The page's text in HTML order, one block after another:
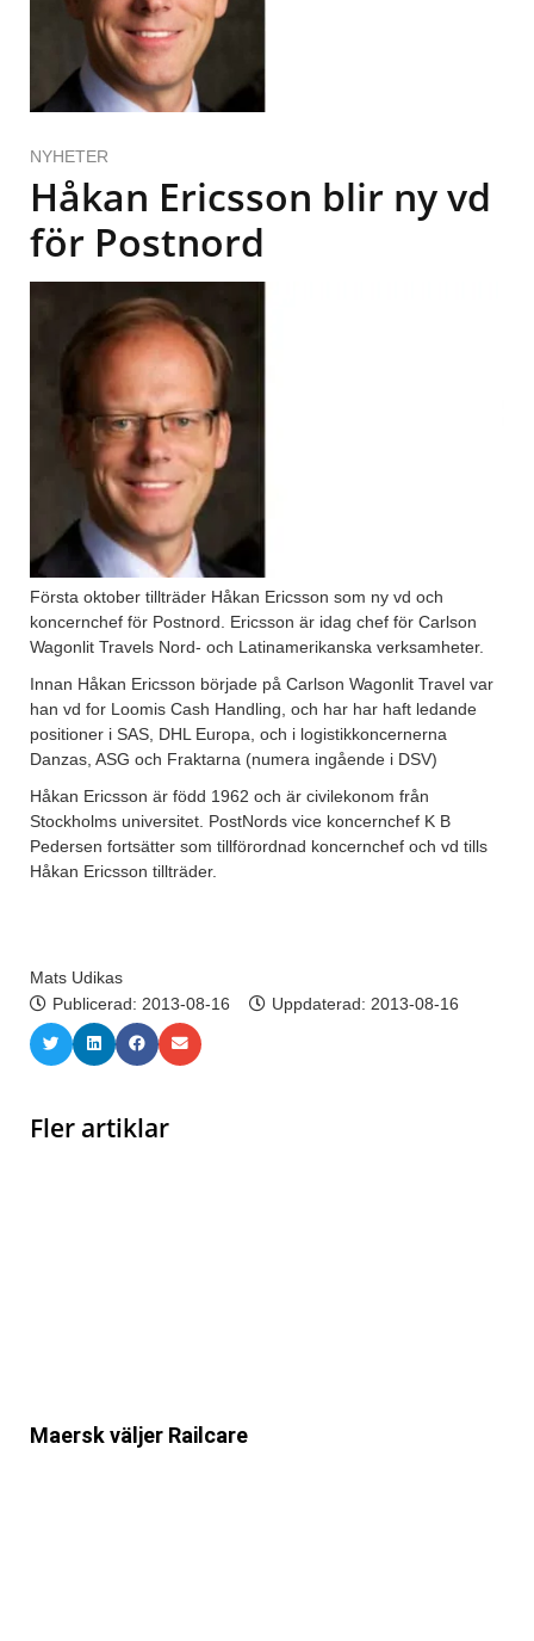
NYHETER
Håkan Ericsson blir ny vd
för Postnord
Första oktober tillträder Håkan Ericsson som ny vd och
koncernchef för Postnord. Ericsson är idag chef för Carlson
Wagonlit Travels Nord- och Latinamerikanska verksamheter.
Innan Håkan Ericsson började på Carlson Wagonlit Travel var
han vd for Loomis Cash Handling, och har har haft ledande
positioner i SAS, DHL Europa, och i logistikkoncernerna
Danzas, ASG och Fraktarna (numera ingående i DSV)
Håkan Ericsson är född 1962 och är civilekonom från
Stockholms universitet. PostNords vice koncernchef K B
Pedersen fortsätter som tillförordnad koncernchef och vd tills
Håkan Ericsson tillträder.
Mats Udikas
Publicerad: 2013-08-16 Uppdaterad: 2013-08-16
Fler artiklar
Maersk väljer Railcare